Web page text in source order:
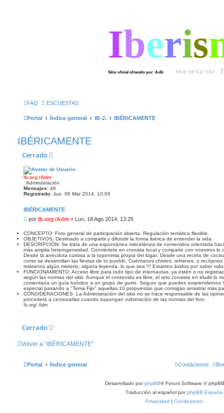
Iberis
Sitio oficial ofrecido por: AsIb sea·sexa·sía
FAQ ESCUESTAS
Portal Índice general IB-2. IBÉRICAMENTE
IBÉRICAMENTE
Cerrado
Ib.org /Adm
: Administración
Mensajes: 46
Registrado: Jue, 06 Mar 2014, 10:05
IBÉRICAMENTE
M
n
s
a
j
e
por Ib.org /Adm » Lun, 18 Ago 2014, 13:25
CONCEPTO: Foro general de participación abierta. Regulación temática flexible.
OBJETIVOS: Destinado a compartir y difundir la forma ibérica de entender la vida.
DESCRIPCIÓN: Se trata de una espontánea miscelánea de contenidos orientada
más amplia heterogeneidad. Conviértete en cronista local y comparte con nosotros lo
Desde la anécdota curiosa a la toponimia propia del lugar; Desde una receta de
como se desarrollan las fiestas de tu pueblo. Cuéntanos chistes, refranes, o
relátanos algún misterio, alguna leyenda, lo que sea !!! Estamos ávidos por saber
FUNCIONAMIENTO: Acceso libre para todo tipo de internautas, ya estén o no
según las normas del sitio. Aunque el contenido es libre, el reto consiste en eludir lo
comentaría un guía turístico a un grupo de guiris . Seguro que puedes
especial pasando a "Tema Fijo" aquellas 10 propuestas que consigan arrastrar más
CONSIDERACIONES: La Administración del sitio no se hace responsable de las
procederá a censurarlas cuando supongan vulneración de las normas del foro.
Ib.org/ Adm
Cerrado
Volver a “IBÉRICAMENTE”
Portal Índice general Contáctenos
Desarrollado porphpBB® Forum Software ©
Traducción al español porphpBB España
Privacidad | Condiciones